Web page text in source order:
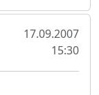
17.09.2007
15:30